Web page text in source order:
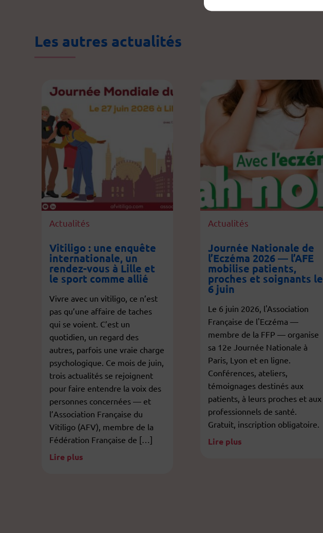
Les autres actualités
Actualités
Vitiligo : une enquête
internationale, un
rendez-vous à Lille et
le sport comme allié
Vivre avec un vitiligo, ce n’est
pas qu’une affaire de taches
qui se voient. C’est un
quotidien, un regard des
autres, parfois une vraie charge
psychologique. Ce mois de juin,
trois actualités se rejoignent
pour faire entendre la voix des
personnes concernées — et
l’Association Française du
Vitiligo (AFV), membre de la
Fédération Française de […]
Lire plus
Actualités
Journée Nationale de
l’Eczéma 2026 — l’AFE
mobilise patients,
proches et soignants le
6 juin
Le 6 juin 2026, l'Association
Française de l'Eczéma —
membre de la FFP — organise
sa 12e Journée Nationale à
Paris, Lyon et en ligne.
Conférences, ateliers,
témoignages destinés aux
patients, à leurs proches et aux
professionnels de santé.
Gratuit, inscription obligatoire.
Lire plus